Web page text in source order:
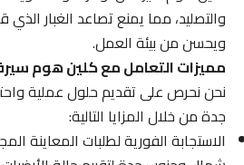
والتصليد، مما يمنع تصاعد الغبار الذي قد
ويحسن من بيئة العمل.
مميزات التعامل مع كلين هوم
نحن نحرص على تقديم حلول عملية
جدة من خلال المزايا التالية:
الاستجابة الفورية لطلبات المعاينة